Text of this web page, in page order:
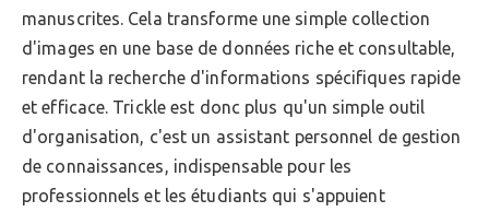
manuscrites. Cela transforme une simple collection
d'images en une base de données riche et consultable,
rendant la recherche d'informations spécifiques rapide
et efficace. Trickle est donc plus qu'un simple outil
d'organisation, c'est un assistant personnel de gestion
de connaissances, indispensable pour les
professionnels et les étudiants qui s'appuient